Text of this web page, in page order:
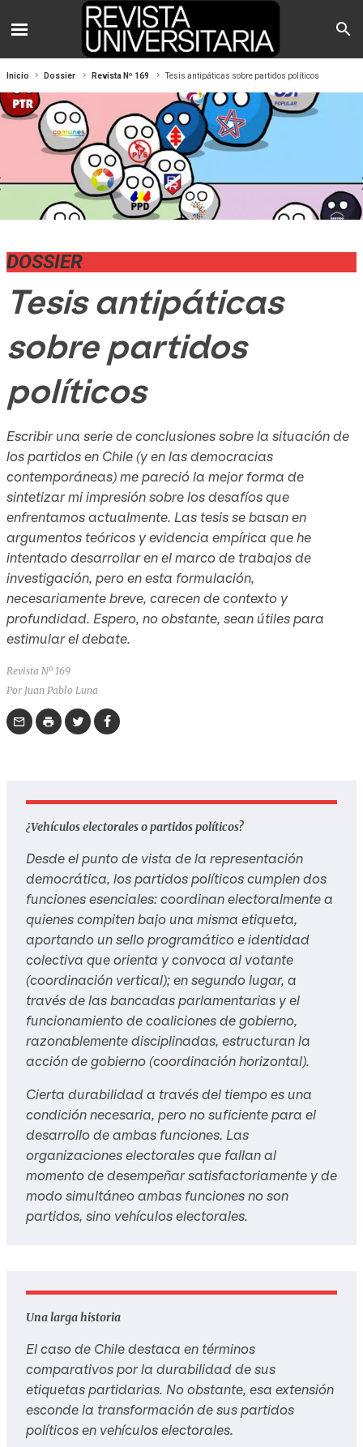
Inicio Dossier Revista Nº 169 Tesis antipáticas sobre partidos políticos
Revista Nº 169
Por Juan Pablo Luna
DOSSIER
Tesis antipáticas
sobre partidos
políticos
Escribir una serie de conclusiones sobre la situación de
los partidos en Chile (y en las democracias
contemporáneas) me pareció la mejor forma de
sintetizar mi impresión sobre los desafíos que
enfrentamos actualmente. Las tesis se basan en
argumentos teóricos y evidencia empírica que he
intentado desarrollar en el marco de trabajos de
investigación, pero en esta formulación,
necesariamente breve, carecen de contexto y
profundidad. Espero, no obstante, sean útiles para
estimular el debate.
¿Vehículos electorales o partidos políticos?
Desde el punto de vista de la representación
democrática, los partidos políticos cumplen dos
funciones esenciales: coordinan electoralmente a
quienes compiten bajo una misma etiqueta,
aportando un sello programático e identidad
colectiva que orienta y convoca al votante
(coordinación vertical); en segundo lugar, a
través de las bancadas parlamentarias y el
funcionamiento de coaliciones de gobierno,
razonablemente disciplinadas, estructuran la
acción de gobierno (coordinación horizontal).
Cierta durabilidad a través del tiempo es una
condición necesaria, pero no suficiente para el
desarrollo de ambas funciones. Las
organizaciones electorales que fallan al
momento de desempeñar satisfactoriamente y de
modo simultáneo ambas funciones no son
partidos, sino vehículos electorales.
Una larga historia
El caso de Chile destaca en términos
comparativos por la durabilidad de sus
etiquetas partidarias. No obstante, esa extensión
esconde la transformación de sus partidos
políticos en vehículos electorales.